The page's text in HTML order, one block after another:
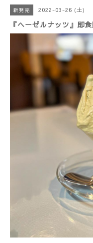
新発売 2022-03-26 (土)
『ヘーゼルナッツ』即